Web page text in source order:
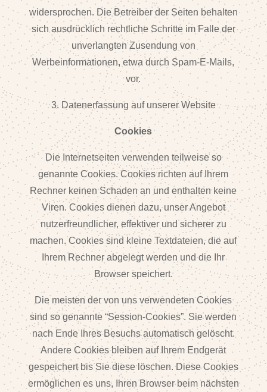
widersprochen. Die Betreiber der Seiten behalten
sich ausdrücklich rechtliche Schritte im Falle der
unverlangten Zusendung von
Werbeinformationen, etwa durch Spam-E-Mails,
vor.
3. Datenerfassung auf unserer Website
Cookies
Die Internetseiten verwenden teilweise so
genannte Cookies. Cookies richten auf Ihrem
Rechner keinen Schaden an und enthalten keine
Viren. Cookies dienen dazu, unser Angebot
nutzerfreundlicher, effektiver und sicherer zu
machen. Cookies sind kleine Textdateien, die auf
Ihrem Rechner abgelegt werden und die Ihr
Browser speichert.
Die meisten der von uns verwendeten Cookies
sind so genannte “Session-Cookies”. Sie werden
nach Ende Ihres Besuchs automatisch gelöscht.
Andere Cookies bleiben auf Ihrem Endgerät
gespeichert bis Sie diese löschen. Diese Cookies
ermöglichen es uns, Ihren Browser beim nächsten